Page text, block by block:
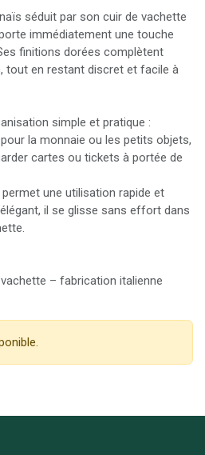
séduit par son cuir de vachette
immédiatement une touche
finitions dorées complètent
tout en restant discret et facile à
simple et pratique :
la monnaie ou les petits objets,
cartes ou tickets à portée de
une utilisation rapide et
il se glisse sans effort dans
– fabrication italienne